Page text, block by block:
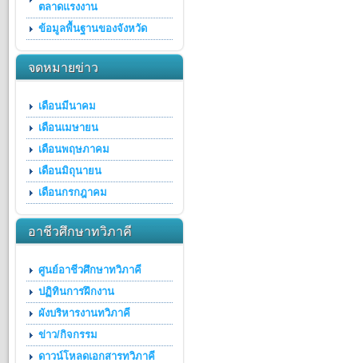
ตลาดแรงงาน
ข้อมูลพื้นฐานของจังหวัด
จดหมายข่าว
เดือนมีนาคม
เดือนเมษายน
เดือนพฤษภาคม
เดือนมิถุนายน
เดือนกรกฎาคม
อาชีวศึกษาทวิภาคี
ศูนย์อาชีวศึกษาทวิภาคี
ปฏิทินการฝึกงาน
ผังบริหารงานทวิภาคี
ข่าว/กิจกรรม
ดาวน์โหลดเอกสารทวิภาคี